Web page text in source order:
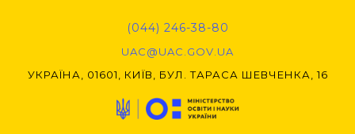
(044) 246-38-80
UAC@UAC.GOV.UA​​
УКРАЇНА, 01601, КИЇВ, БУЛ. ТАРАСА ШЕВЧЕНКА, 16